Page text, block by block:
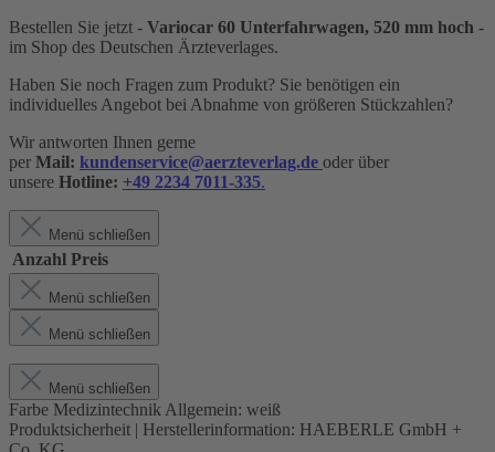
Bestellen Sie jetzt - Variocar 60 Unterfahrwagen, 520 mm hoch -
im Shop des Deutschen Ärzteverlages.
Haben Sie noch Fragen zum Produkt? Sie benötigen ein
individuelles Angebot bei Abnahme von größeren Stückzahlen?
Wir antworten Ihnen gerne
per Mail: kundenservice@aerzteverlag.de oder über
unsere Hotline: +49 2234 7011-335.
Menü schließen
Anzahl Preis
Menü schließen
Menü schließen
Menü schließen
Farbe Medizintechnik Allgemein: weiß
Produktsicherheit | Herstellerinformation: HAEBERLE GmbH +